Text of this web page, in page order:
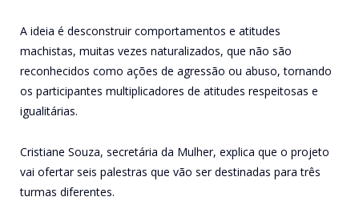
A ideia é desconstruir comportamentos e atitudes
machistas, muitas vezes naturalizados, que não são
reconhecidos como ações de agressão ou abuso, tornando
os participantes multiplicadores de atitudes respeitosas e
igualitárias.
Cristiane Souza, secretária da Mulher, explica que o projeto
vai ofertar seis palestras que vão ser destinadas para três
turmas diferentes.